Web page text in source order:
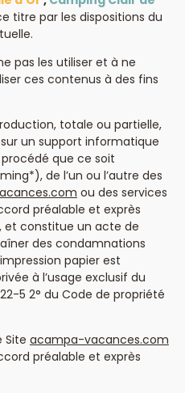
titre par les dispositions du
pas les utiliser et à ne
ces contenus à des fins
totale ou partielle,
un support informatique
que ce soit
de l’un ou l’autre des
ou des services
préalable et exprès
constitue un acte de
des condamnations
papier est
à l’usage exclusif du
5 2° du Code de propriété
Site acampa-vacances.com
préalable et exprès